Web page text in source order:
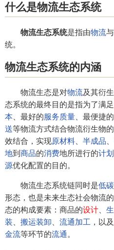
什么是物流生态系统
物流生态系统是指由物流与
统。
物流生态系统的内涵
物流生态是对物流及其衍
态系统的最终目的是指为了满足
本 、最好的服务质量 、最便捷
送等物流方式结合物流衍生物的
效结合，实现原材料 半成品
地到 商品的消费地所进行的计划
源优化配置的目的。
物流生态系统链同时是低
形态，也是未来生态社会物流
态的构成要素：商品的设计
装
搬运装卸 流通加工 ，以及
金流等环节的流通 。